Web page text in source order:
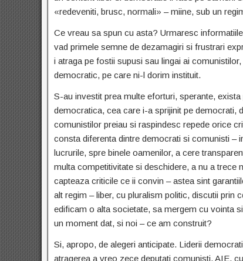
«redeveniti, brusc, normali» – miine, sub un
Ce vreau sa spun cu asta? Urmaresc
vad primele semne de dezamagiri si frustrari
i atraga pe fostii supusi sau lingai ai
democratic, pe care ni-l dorim instituit.
S-au investit prea multe eforturi, sperante,
democratica, cea care i-a sprijinit pe democrati,
comunistilor preiau si raspindesc repede orice
consta diferenta dintre democrati si comunisti –
lucrurile, spre binele oamenilor, a cere
multa competitivitate si deschidere, a nu a
capteaza criticile ce ii convin – astea sint
alt regim – liber, cu pluralism politic, discutii prin
edificam o alta societate, sa mergem cu vointa
un moment dat, si noi – ce am construit?
Si, apropo, de alegeri anticipate. Liderii
atragerea a vreo zece deputati comunisti, AIE,